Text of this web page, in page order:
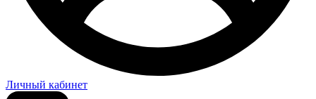
Личный кабинет